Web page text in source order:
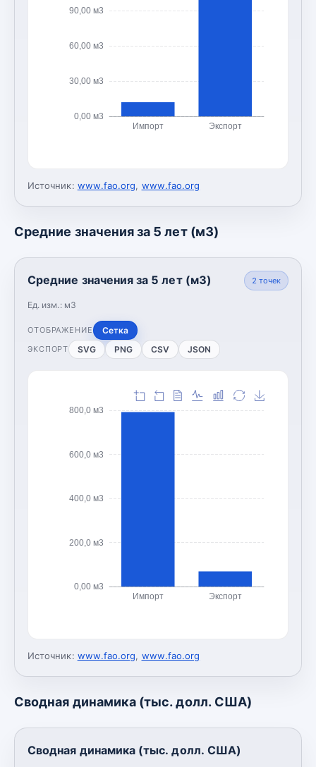
0,00 м3
30,00 м3
60,00 м3
90,00 м3
Импорт Экспорт
Источник: www.fao.org, www.fao.org
Средние значения за 5 лет (м3)
Средние значения за 5 лет (м3)
Ед. изм.: м3
2 точек
ОТОБРАЖЕНИЕ Сетка
ЭКСПОРТ SVG PNG CSV JSON
0,00 м3
200,0 м3
400,0 м3
600,0 м3
800,0 м3
Импорт Экспорт
Источник: www.fao.org, www.fao.org
Сводная динамика (тыс. долл. США)
Сводная динамика (тыс. долл. США)